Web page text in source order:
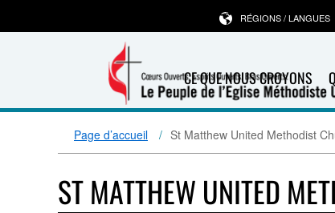
CE QUE NOUS CROYONS
RÉGIONS / LANGUES
Page d’accueil St Matthew United Methodist
ST MATTHEW UNITED